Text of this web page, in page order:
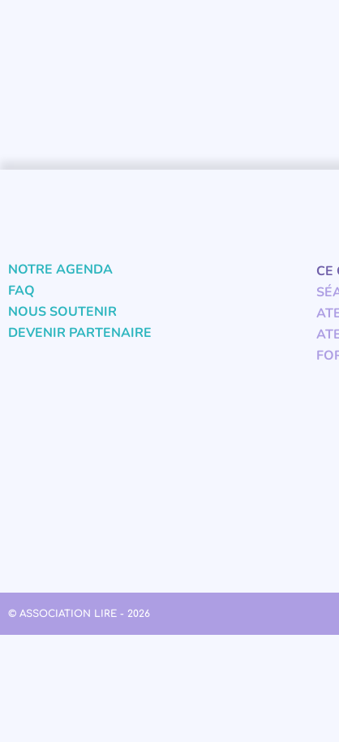
NOTRE AGENDA
FAQ
NOUS SOUTENIR
DEVENIR PARTENAIRE
CE
© ASSOCIATION LIRE - 2026